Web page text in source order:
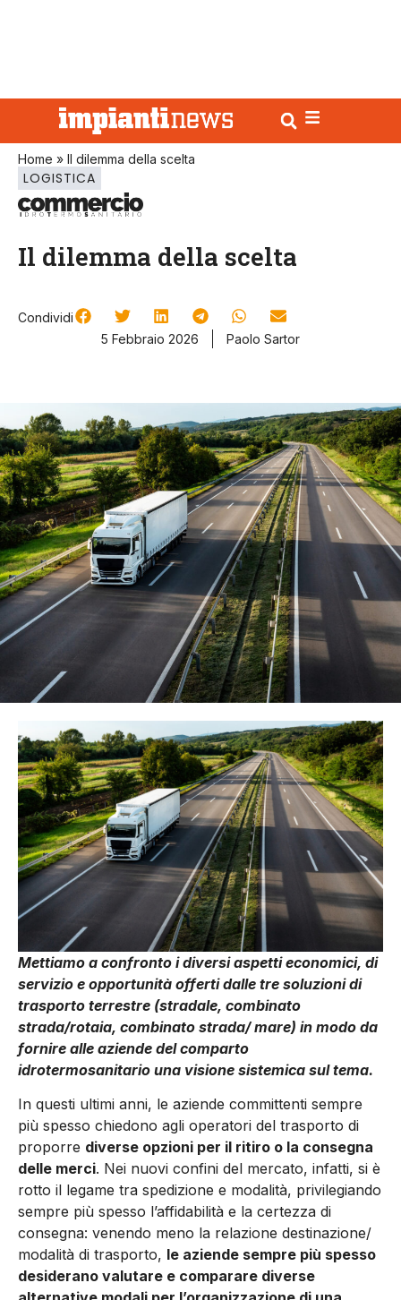
Home » Il dilemma della scelta
LOGISTICA
Il dilemma della scelta
Condividi
5 Febbraio 2026
Paolo Sartor
Mettiamo a confronto i diversi aspetti economici, di
servizio e opportunità offerti dalle tre soluzioni di
trasporto terrestre (stradale, combinato
strada/rotaia, combinato strada/ mare) in modo da
fornire alle aziende del comparto
idrotermosanitario una visione sistemica sul tema.
In questi ultimi anni, le aziende committenti sempre
più spesso chiedono agli operatori del trasporto di
proporre diverse opzioni per il ritiro o la consegna
delle merci. Nei nuovi confini del mercato, infatti, si è
rotto il legame tra spedizione e modalità, privilegiando
sempre più spesso l’affidabilità e la certezza di
consegna: venendo meno la relazione destinazione/
modalità di trasporto, le aziende sempre più spesso
desiderano valutare e comparare diverse